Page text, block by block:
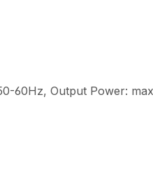
60Hz, Output Power: